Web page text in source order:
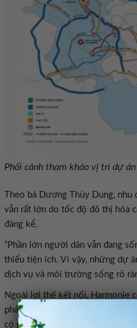
Phối cảnh tham khảo vị trí dự
Theo bà Dương Thùy Dung, nhu
vẫn rất lớn do tốc độ đô thị hóa
đáng kể.
“Phần lớn người dân vẫn đang
thiếu tiện ích. Vì vậy, những dự
dịch vụ và môi trường sống rõ
Ngoài lợi thế kết nối, Harmonie
phát triển đô thị khoa học công
có phân khu công nghệ số quy